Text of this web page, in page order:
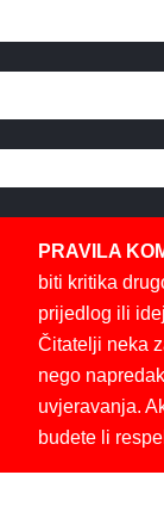
PRAVILA
biti kritika
prijedlog ili
Čitatelji neka
nego
uvjeravanja.
budete li